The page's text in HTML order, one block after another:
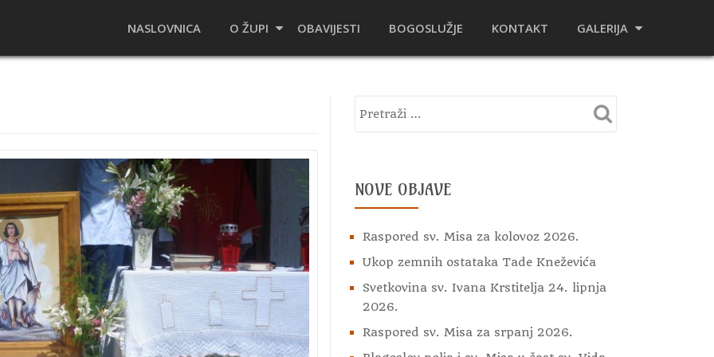
NASLOVNICA O ŽUPI OBAVIJESTI BOGOSLUŽJE KONTAKT GALERIJA
NOVE OBJAVE
Raspored sv. Misa za kolovoz 2026.
Ukop zemnih ostataka Tade Kneževića
Svetkovina sv. Ivana Krstitelja 24. lipnja
2026.
Raspored sv. Misa za srpanj 2026.